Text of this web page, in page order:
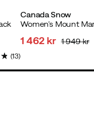
8 måneder siden
(13)
Canada Snow
Women's Mount
1 462 kr 1 949 kr